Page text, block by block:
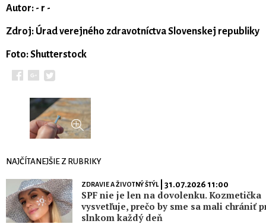
Autor: - r -
Zdroj: Úrad verejného zdravotníctva Slovenskej republiky
Foto: Shutterstock
NAJČÍTANEJŠIE Z RUBRIKY
ZDRAVIE A ŽIVOTNÝ ŠTÝL| 31.07.2026 11:00
SPF nie je len na dovolenku. Kozmetička
vysvetľuje, prečo by sme sa mali chrániť
slnkom každý deň